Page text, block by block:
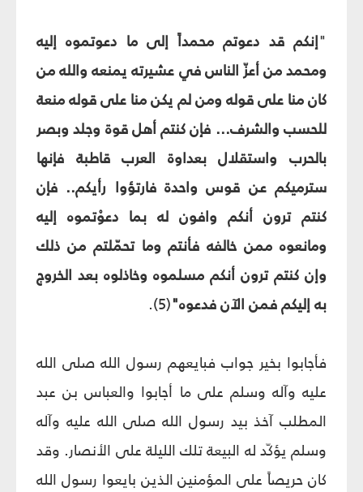
"إنكم قد دعوتم محمداً إلى ما دعوتموه إليه
ومحمد من أعزّ الناس في عشيرته يمنعه والله من
كان منا على قوله ومن لم يكن منا على قوله منعة
للحسب والشرف... فإن كنتم أهل قوة وجلد وبصر
بالحرب واستقلال بعداوة العرب قاطبة فإنها
سترميكم عن قوس واحدة فارتؤوا رأيكم.. فإن
كنتم ترون أنكم وافون له بما دعوْتموه إليه
ومانعوه ممن خالفه فأنتم وما تحمّلتم من ذلك
وإن كنتم ترون أنكم مسلموه وخاذلوه بعد الخروج
به إليكم فمن الآن فدعوه"(5).
فأجابوا بخير جواب فبايعهم رسول الله صلى الله
عليه وآله وسلم على ما أجابوا والعباس بن عبد
المطلب آخذ بيد رسول الله صلى الله عليه وآله
وسلم يؤكّد له البيعة تلك الليلة على الأنصار. وقد
كان حريصاً على المؤمنين الذين بايعوا رسول الله